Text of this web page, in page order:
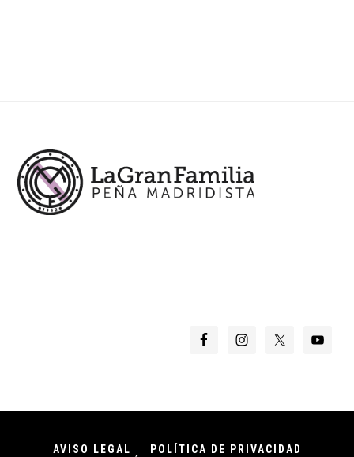
AVISO LEGAL
POLÍTICA DE PRIVACIDAD